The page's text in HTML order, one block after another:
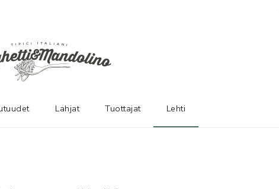
Lahjat Tuottajat Lehti